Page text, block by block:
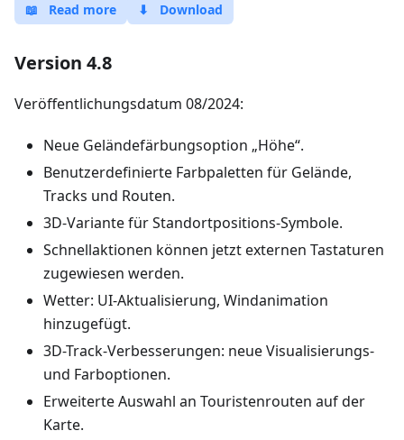
📖 Read more ⬇ Download
Version 4.8
Veröffentlichungsdatum 08/2024:
Neue Geländefärbungsoption „Höhe“.
Benutzerdefinierte Farbpaletten für Gelände,
Tracks und Routen.
3D-Variante für Standortpositions-Symbole.
Schnellaktionen können jetzt externen Tastaturen
zugewiesen werden.
Wetter: UI-Aktualisierung, Windanimation
hinzugefügt.
3D-Track-Verbesserungen: neue Visualisierungs-
und Farboptionen.
Erweiterte Auswahl an Touristenrouten auf der
Karte.